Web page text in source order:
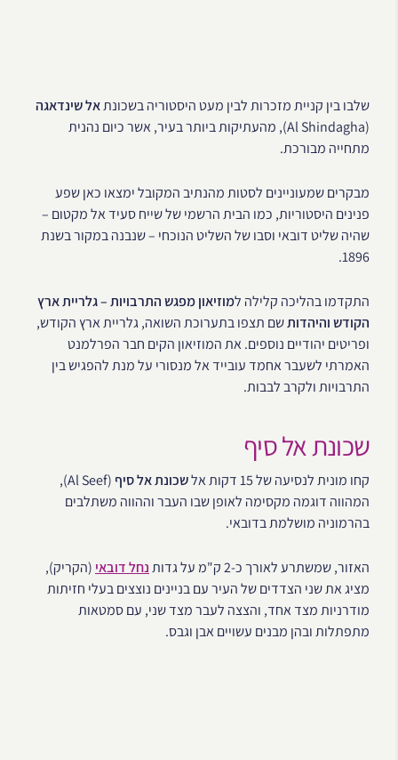
שלבו בין קניית מזכרות לבין מעט היסטוריה בשכונתאל שינדאגה
(Al Shindagha), מהעתיקות ביותר בעיר, אשר כיום נהנית
מתחייה מבורכת.
מבקרים שמעוניינים לסטות מהנתיב המקובל ימצאו כאן שפע
פנינים היסטוריות, כמו הבית הרשמי של שייח סעיד אל מקטום –
שהיה שליט דובאי וסבו של השליט הנוכחי – שנבנה במקור בשנת
1896.
התקדמו בהליכה קלילה למוזיאון מפגש התרבויות – גלריית ארץ
הקודש והיהדותשם תצפו בתערוכת השואה, גלריית ארץ הקודש,
ופריטים יהודיים נוספים. את המוזיאון הקים חבר הפרלמנט
האמרתי לשעבר אחמד עובייד אל מנסורי על מנת להפגיש בין
התרבויות ולקרב לבבות.
שכונת אל סיף
קחו מונית לנסיעה של 15 דקות אל שכונת אל סיף
(Al Seef),
המהווה דוגמה מקסימה לאופן שבו העבר וההווה משתלבים
בהרמוניה מושלמת בדובאי.
האזור, שמשתרע לאורך כ-2 ק"מ על גדות נחל דובאי (הקריק),
מציג את שני הצדדים של העיר עם בניינים נוצצים בעלי חזיתות
מודרניות מצד אחד, והצצה לעבר מצד שני, עם סמטאות
מתפתלות ובהן מבנים עשויים אבן וגבס.